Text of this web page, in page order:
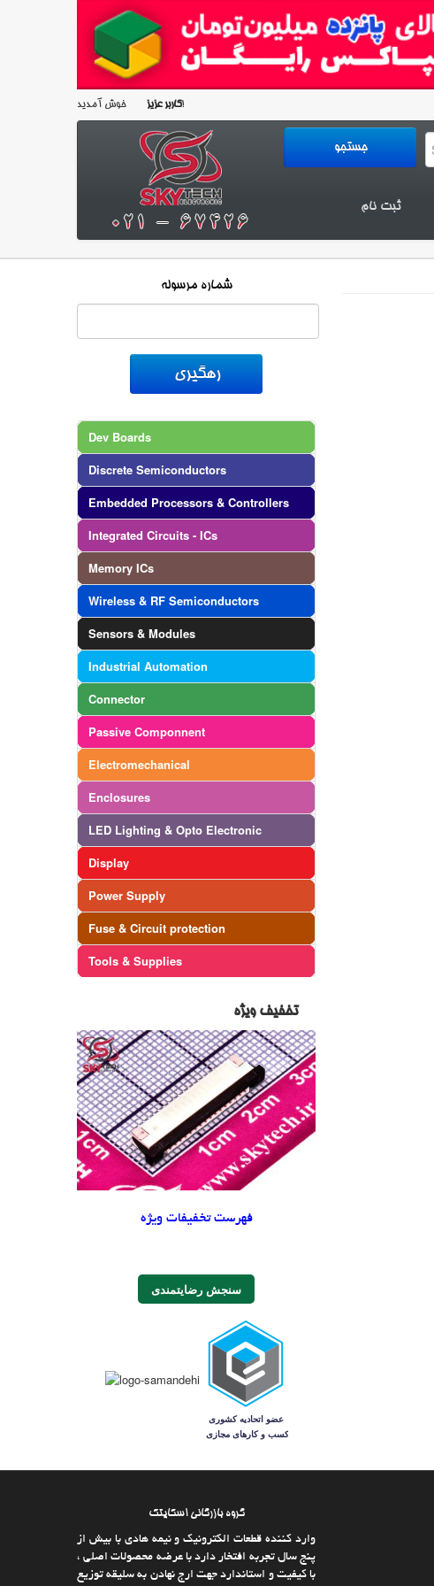
کاربر عزیزخوش آمدید!
ثبت نام
شماره مرسوله
Dev Boards
Discrete Semiconductors
Embedded Processors & Controllers
Integrated Circuits - ICs
Memory ICs
Wireless & RF Semiconductors
Sensors & Modules
Industrial Automation
Connector
Passive Componnent
Electromechanical
Enclosures
LED Lighting & Opto Electronic
Display
Power Supply
Fuse & Circuit protection
Tools & Supplies
تخفیف ویژه
فهرست تخفیفات ویژه
سنجش رضایتمندی
گروه بازرگانی اسکایتک
وارد كننده قطعات الکترونیک و نیمه هادی با بیش از
پنج سال تجربه افتخار دارد با عرضه محصولات اصلی ،
با كیفیت و استاندارد جهت ارج نهادن به سلیقه توزیع